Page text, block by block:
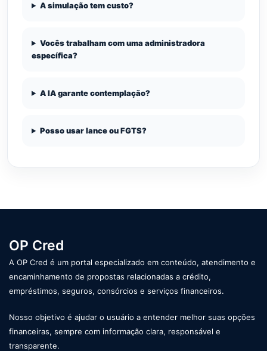
A simulação tem custo?
Vocês trabalham com uma administradora
específica?
A IA garante contemplação?
Posso usar lance ou FGTS?
OP Cred
A OP Cred é um portal especializado em conteúdo, atendimento e
encaminhamento de propostas relacionadas a crédito,
empréstimos, seguros, consórcios e serviços financeiros.
Nosso objetivo é ajudar o usuário a entender melhor suas opções
financeiras, sempre com informação clara, responsável e
transparente.